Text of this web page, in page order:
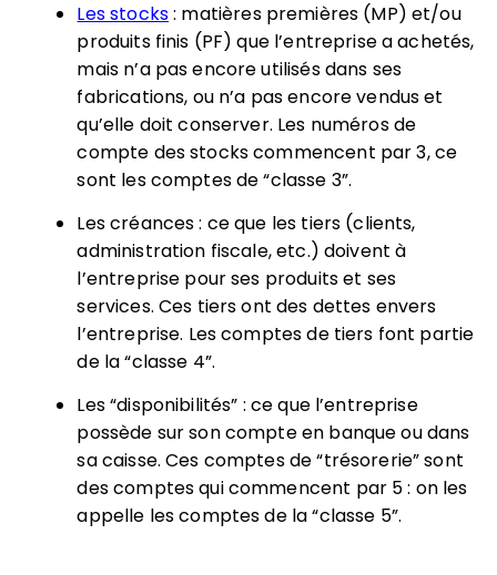
Les stocks: matières premières (MP) et/ou
produits finis (PF) que l’entreprise a achetés,
mais n’a pas encore utilisés dans ses
fabrications, ou n’a pas encore vendus et
qu’elle doit conserver. Les numéros de
compte des stocks commencent par 3, ce
sont les comptes de “classe 3”.
Les créances : ce que les tiers (clients,
administration fiscale, etc.) doivent à
l’entreprise pour ses produits et ses
services. Ces tiers ont des dettes envers
l’entreprise. Les comptes de tiers font partie
de la “classe 4”.
Les “disponibilités” : ce que l’entreprise
possède sur son compte en banque ou dans
sa caisse. Ces comptes de “trésorerie” sont
des comptes qui commencent par 5 : on les
appelle les comptes de la “classe 5”.